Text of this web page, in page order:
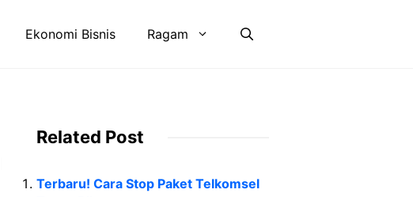
Ekonomi Bisnis Ragam
Related Post
Terbaru! Cara Stop Paket Telkomsel